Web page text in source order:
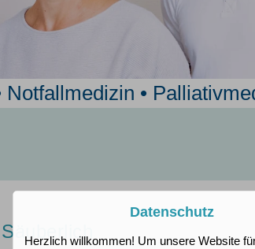
•
Datenschutz
Herzlich willkommen! Um unsere Website